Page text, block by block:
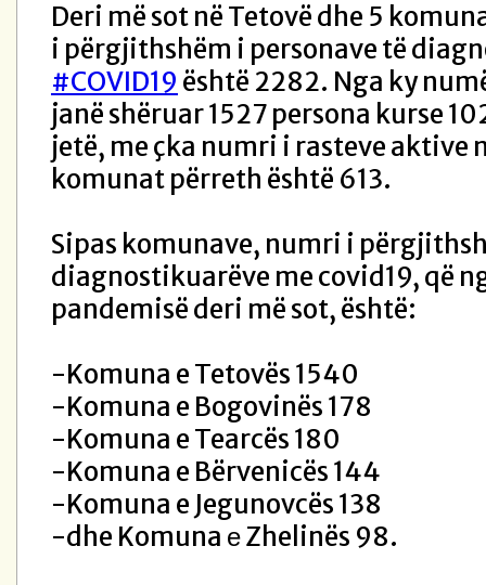
Deri më sot në Tetovë dhe 5
i përgjithshëm i personave të
#COVID19 është 2282. Nga ky
janë shëruar 1527 persona kurse
jetë, me çka numri i rasteve aktive
komunat përreth është 613.
Sipas komunave, numri i
diagnostikuarëve me covid19, që
pandemisë deri më sot, është:
-Komuna e Tetovës 1540
-Komuna e Bogovinës 178
-Komuna e Tearcës 180
-Komuna e Bërvenicës 144
-Komuna e Jegunovcës 138
-dhe Komuna е Zhelinës 98.